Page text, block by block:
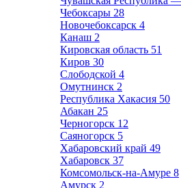
Чебоксары 28
Новочебоксарск 4
Канаш 2
Кировская область 51
Киров 30
Слободской 4
Омутнинск 2
Республика Хакасия 50
Абакан 25
Черногорск 12
Саяногорск 5
Хабаровский край 49
Хабаровск 37
Комсомольск-на-Амуре 8
Амурск 2